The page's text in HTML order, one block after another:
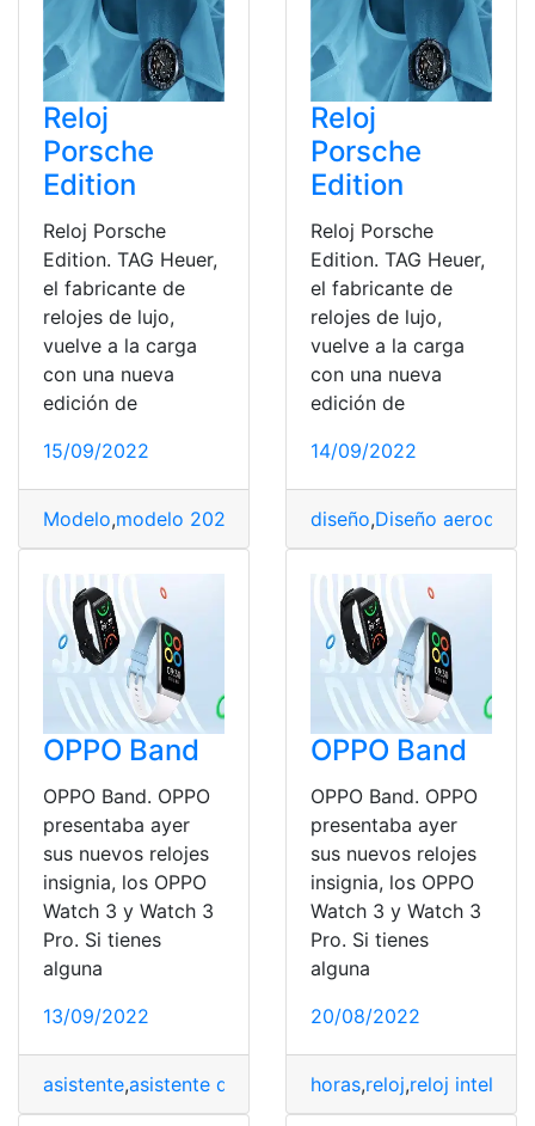
Reloj
Porsche
Edition
Reloj Porsche
Edition. TAG Heuer,
el fabricante de
relojes de lujo,
vuelve a la carga
con una nueva
edición de
15/09/2022
Modelo,modelo 2022 Modelo 720,modelo clásico
Reloj
Porsche
Edition
Reloj Porsche
Edition. TAG Heuer,
el fabricante de
relojes de lujo,
vuelve a la carga
con una nueva
edición de
14/09/2022
diseño,Diseño
OPPO Band
OPPO Band. OPPO
presentaba ayer
sus nuevos relojes
insignia, los OPPO
Watch 3 y Watch 3
Pro. Si tienes
alguna
13/09/2022
asistente,asistente de voz asistente virtual,reloj,reloj
OPPO Band
OPPO Band. OPPO
presentaba ayer
sus nuevos relojes
insignia, los OPPO
Watch 3 y Watch 3
Pro. Si tienes
alguna
20/08/2022
horas,reloj,reloj